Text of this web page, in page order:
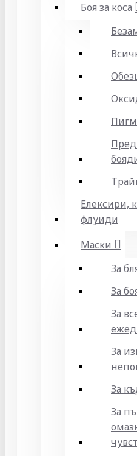
Боя за коса
Елексири,
флуиди
Маски
За
За
За
За
За
За